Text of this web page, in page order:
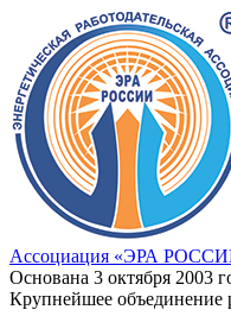
Ассоциация «ЭРА
Основана 3 октября 2003
Крупнейшее объединение